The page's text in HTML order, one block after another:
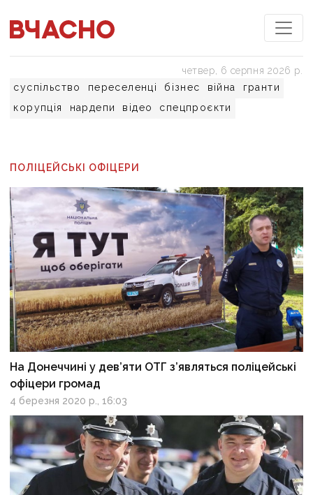
суспільство переселенці бізнес війна
гранти
корупція
нардепи відео спецпроєкти
четвер, 6 серпня 2026 р.
ПОЛІЦЕЙСЬКІ ОФІЦЕРИ
На Донеччині у дев’яти ОТГ з’являться поліцейські
офіцери громад
4 березня 2020 р., 16:03